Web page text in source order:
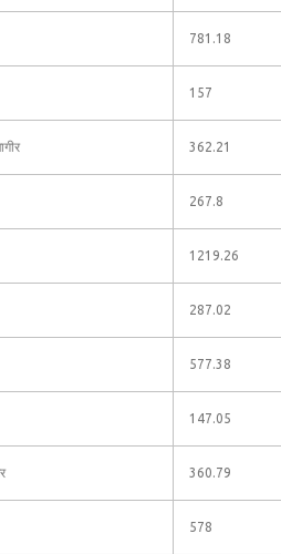
781.18
157
362.21
267.8
1219.26
287.02
577.38
147.05
360.79
578